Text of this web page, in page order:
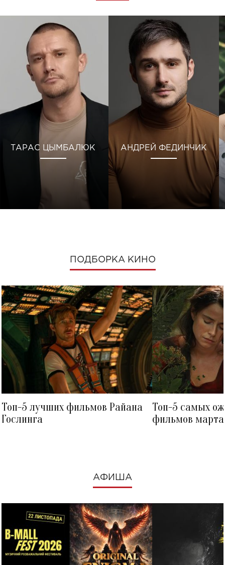
ТАРАС ЦЫМБАЛЮК АНДРЕЙ ФЕДИНЧИК
ПОДБОРКА КИНО
Топ-5 лучших фильмов Райана
Гослинга
Топ-5 самых
фильмов
АФИША